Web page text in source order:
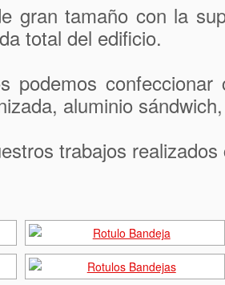
gran tamaño con la
total del edificio.
podemos
aluminio
trabajos